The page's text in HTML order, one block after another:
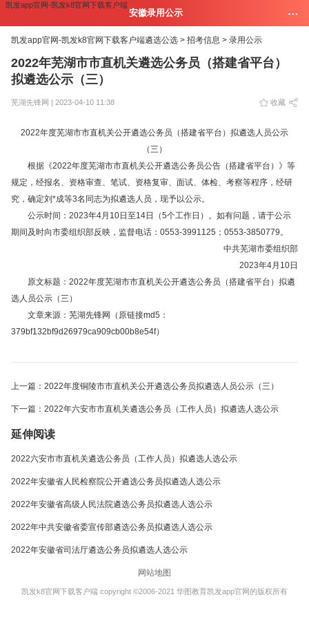
凯发app官网-凯发k8官网下载客户端
安徽录用公示
凯发app官网-凯发k8官网下载客户端遴选公选 > 招考信息 > 录用公示
2022年芜湖市市直机关遴选公务员（搭建省平台）
拟遴选公示（三）
芜湖先锋网 | 2023-04-10 11:38 收藏
2022年度芜湖市市直机关公开遴选公务员（搭建省平台）拟遴选人员公示
（三）
根据《2022年度芜湖市市直机关公开遴选公务员公告（搭建省平台）》等
规定，经报名、资格审查、笔试、资格复审、面试、体检、考察等程序，经研
究，确定刘*成等3名同志为拟遴选人员，现予以公示。
公示时间：2023年4月10日至14日（5个工作日）。如有问题，请于公示
期间及时向市委组织部反映，监督电话：0553-3991125；0553-3850779。
中共芜湖市委组织部
2023年4月10日
原文标题：2022年度芜湖市市直机关公开遴选公务员（搭建省平台）拟遴
选人员公示（三）
文章来源：芜湖先锋网（原链接md5：
379bf132bf9d26979ca909cb00b8e54f）
上一篇：2022年度铜陵市市直机关公开遴选公务员拟遴选人员公示（三）
下一篇：2022年六安市市直机关遴选公务员（工作人员）拟遴选人选公示
延伸阅读
2022六安市市直机关遴选公务员（工作人员）拟遴选人选公示
2022年安徽省人民检察院公开遴选公务员拟遴选人选公示
2022年安徽省高级人民法院遴选公务员拟遴选人选公示
2022年中共安徽省委宣传部遴选公务员拟遴选人选公示
2022年安徽省司法厅遴选公务员拟遴选人选公示
网站地图
凯发k8官网下载客户端 copyright ©2006-2021 华图教育凯发app官网的版权所有